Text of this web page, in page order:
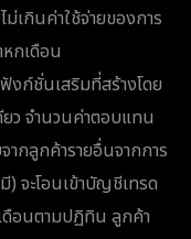
เกินค่าใช้จ่ายของการ
กเดือน
ก์ชั่นเสริมที่สร้างโดย
ว จำนวนค่าตอบแทน
ากลูกค้ารายอื่นจากการ
จะโอนเข้าบัญชีเทรด
ดือนตามปฏิทิน ลูกค้า